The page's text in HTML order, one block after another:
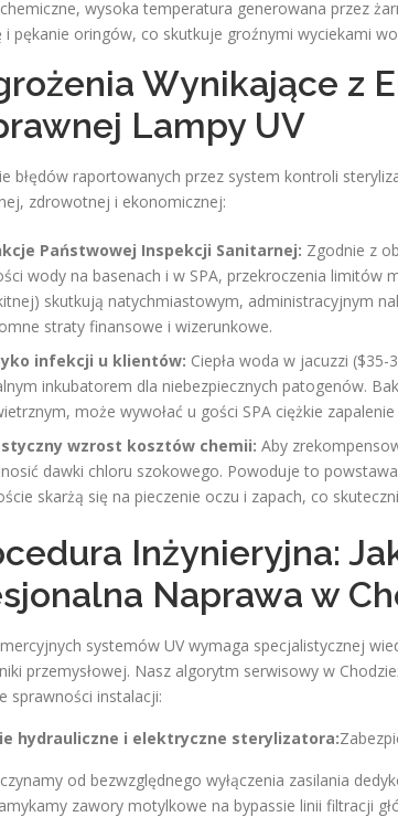
wysoka temperatura generowana przez
i pękanie oringów, co skutkuje groźnymi wyciekami
Wynikające z
Lampy UV
błędów raportowanych przez system kontroli
zdrowotnej i ekonomicznej:
Państwowej Inspekcji Sanitarnej: Zgodnie z
wody na basenach i w SPA, przekroczenia limitów
skutkują natychmiastowym, administracyjnym
straty finansowe i wizerunkowe.
infekcji u klientów: Ciepła woda w jacuzzi
inkubatorem dla niebezpiecznych patogenów.
może wywołać u gości SPA ciężkie
wzrost kosztów chemii: Aby
dawki chloru szokowego. Powoduje to
skarżą się na pieczenie oczu i zapach, co
Inżynieryjna:
Naprawa w
systemów UV wymaga specjalistycznej
przemysłowej. Nasz algorytm serwisowy w
sprawności instalacji:
hydrauliczne i elektryczne sterylizatora:
od bezwzględnego wyłączenia zasilania
zawory motylkowe na bypassie linii filtracji